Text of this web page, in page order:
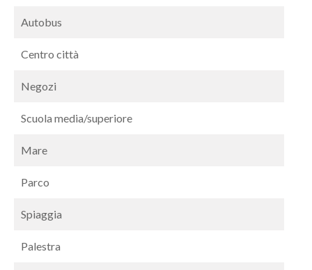
Autobus
Centro città
Negozi
Scuola media/superiore
Mare
Parco
Spiaggia
Palestra